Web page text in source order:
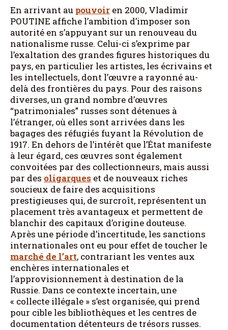
En arrivant au pouvoir en 2000, Vladimir
POUTINE affiche l’ambition d’imposer son
autorité en s’appuyant sur un renouveau du
nationalisme russe. Celui-ci s’exprime par
l’exaltation des grandes figures historiques du
pays, en particulier les artistes, les écrivains et
les intellectuels, dont l’œuvre a rayonné au-
delà des frontières du pays. Pour des raisons
diverses, un grand nombre d’œuvres
“patrimoniales” russes sont détenues à
l’étranger, où elles sont arrivées dans les
bagages des réfugiés fuyant la Révolution de
1917. En dehors de l’intérêt que l’État manifeste
à leur égard, ces œuvres sont également
convoitées par des collectionneurs, mais aussi
par des oligarques et de nouveaux riches
soucieux de faire des acquisitions
prestigieuses qui, de surcroît, représentent un
placement très avantageux et permettent de
blanchir des capitaux d’origine douteuse.
Après une période d’incertitude, les sanctions
internationales ont eu pour effet de toucher le
marché de l’art, contrariant les ventes aux
enchères internationales et
l’approvisionnement à destination de la
Russie. Dans ce contexte incertain, une
« collecte illégale » s’est organisée, qui prend
pour cible les bibliothèques et les centres de
documentation détenteurs de trésors russes.